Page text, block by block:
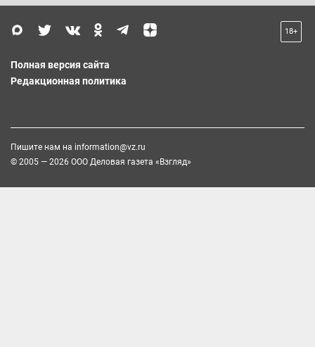
18+
Полная версия сайта
Редакционная политика
Пишите нам на information@vz.ru
© 2005 — 2026 ООО Деловая газета «Взгляд»